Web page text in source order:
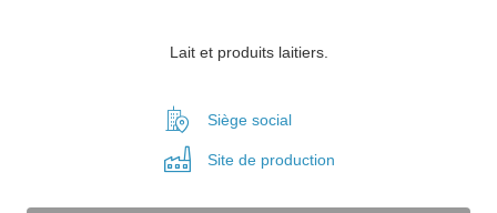
Lait et produits laitiers.
Siège social
Site de production